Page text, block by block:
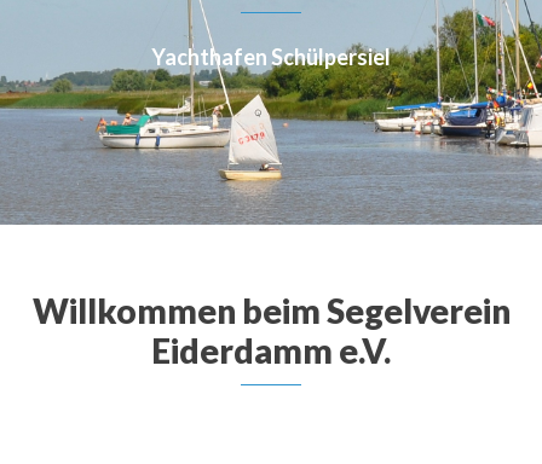
Yachthafen Schülpersiel
Willkommen beim Segelverein
Eiderdamm e.V.